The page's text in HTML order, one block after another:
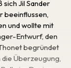
sich Jil Sander
beeinflussen,
und wollte mit
Entwurf, den
begründet
Überzeugung,